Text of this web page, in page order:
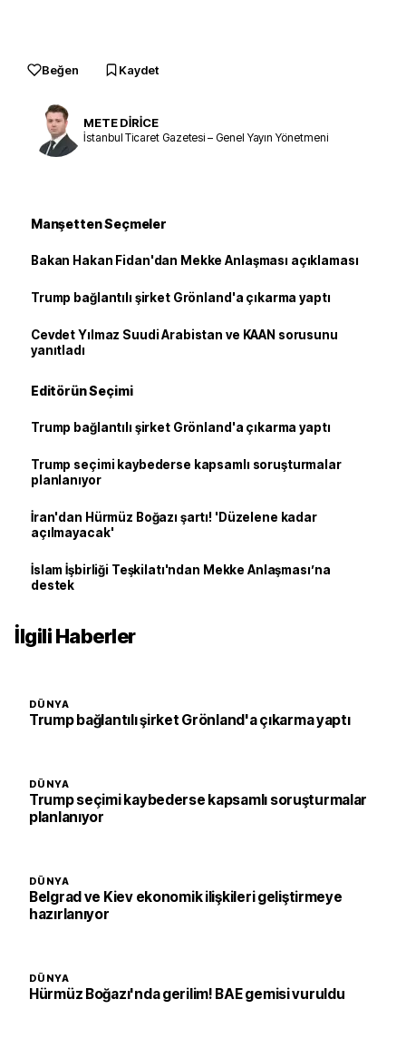
Beğen Kaydet
METE DİRİCE
İstanbul Ticaret Gazetesi – Genel Yayın Yönetmeni
Manşetten Seçmeler
Bakan Hakan Fidan'dan Mekke Anlaşması açıklaması
Trump bağlantılı şirket Grönland'a çıkarma yaptı
Cevdet Yılmaz Suudi Arabistan ve KAAN sorusunu
yanıtladı
Editörün Seçimi
Trump bağlantılı şirket Grönland'a çıkarma yaptı
Trump seçimi kaybederse kapsamlı soruşturmalar
planlanıyor
İran'dan Hürmüz Boğazı şartı! 'Düzelene kadar
açılmayacak'
İslam İşbirliği Teşkilatı'ndan Mekke Anlaşması’na
destek
İlgili Haberler
DÜNYA
Trump bağlantılı şirket Grönland'a çıkarma yaptı
DÜNYA
Trump seçimi kaybederse kapsamlı soruşturmalar
planlanıyor
DÜNYA
Belgrad ve Kiev ekonomik ilişkileri geliştirmeye
hazırlanıyor
DÜNYA
Hürmüz Boğazı'nda gerilim! BAE gemisi vuruldu